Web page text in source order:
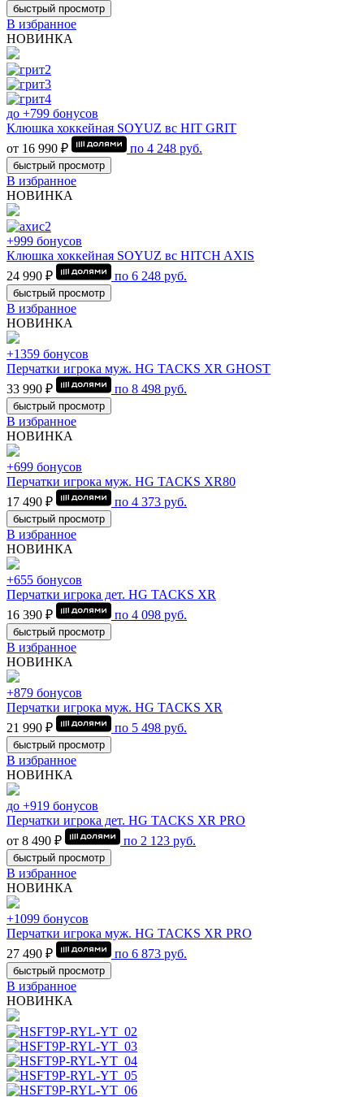
быстрый просмотр
В избранное
НОВИНКА
до +799 бонусов
Клюшка хоккейная SOYUZ вс HIT GRIT
от 16 990 ₽
по 4 248 руб.
быстрый просмотр
В избранное
НОВИНКА
+999 бонусов
Клюшка хоккейная SOYUZ вс HITCH AXIS
24 990 ₽
по 6 248 руб.
быстрый просмотр
В избранное
НОВИНКА
+1359 бонусов
Перчатки игрока муж. HG TACKS XR GHOST
33 990 ₽
по 8 498 руб.
быстрый просмотр
В избранное
НОВИНКА
+699 бонусов
Перчатки игрока муж. HG TACKS XR80
17 490 ₽
по 4 373 руб.
быстрый просмотр
В избранное
НОВИНКА
+655 бонусов
Перчатки игрока дет. HG TACKS XR
16 390 ₽
по 4 098 руб.
быстрый просмотр
В избранное
НОВИНКА
+879 бонусов
Перчатки игрока муж. HG TACKS XR
21 990 ₽
по 5 498 руб.
быстрый просмотр
В избранное
НОВИНКА
до +919 бонусов
Перчатки игрока дет. HG TACKS XR PRO
от 8 490 ₽
по 2 123 руб.
быстрый просмотр
В избранное
НОВИНКА
+1099 бонусов
Перчатки игрока муж. HG TACKS XR PRO
27 490 ₽
по 6 873 руб.
быстрый просмотр
В избранное
НОВИНКА